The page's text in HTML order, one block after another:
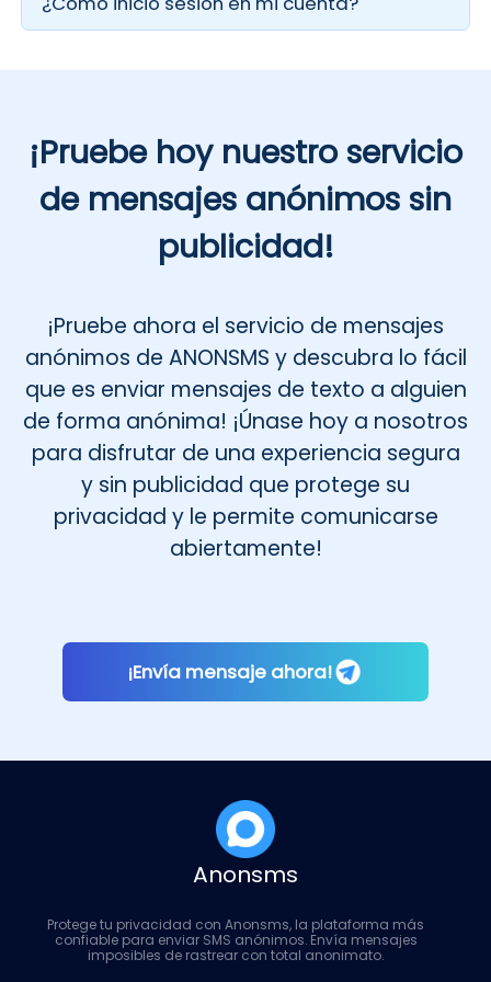
Para acceder a tu cuenta, visita la página
el código ¡y listo!
¡Pruebe hoy nuestro servicio
de mensajes anónimos sin
publicidad!
¡Pruebe ahora el servicio de mensajes
anónimos de ANONSMS y descubra lo fácil
que es enviar mensajes de texto a alguien
de forma anónima! ¡Únase hoy a nosotros
para disfrutar de una experiencia segura
y sin publicidad que protege su
privacidad y le permite comunicarse
abiertamente!
¡Envía mensaje ahora!
Anonsms
Protege tu privacidad con Anonsms, la plataforma más
confiable para enviar SMS anónimos. Envía mensajes
imposibles de rastrear con total anonimato.